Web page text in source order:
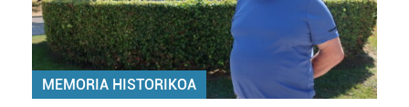
MEMORIA HISTORIKOA